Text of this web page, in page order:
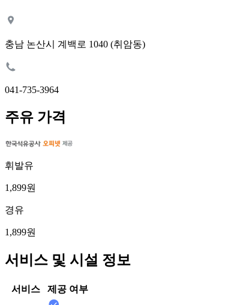
충남 논산시 계백로 1040 (취암동)
041-735-3964
주유 가격
휘발유
1,899원
경유
1,899원
서비스 및 시설 정보
서비스 제공 여부